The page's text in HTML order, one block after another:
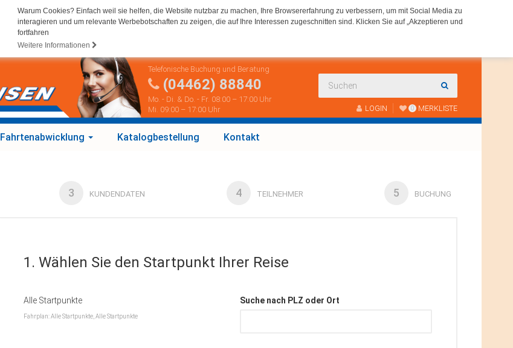
Warum Cookies? Einfach weil sie helfen, die Website nutzbar zu machen, Ihre Browsererfahrung zu verbessern, um mit Social Media zu
interagieren und um relevante Werbebotschaften zu zeigen, die auf Ihre Interessen zugeschnitten sind. Klicken Sie auf „Akzeptieren und
fortfahren
Weitere Informationen
Telefonische Buchung und Beratung
(04462) 88840
Mo. - Di. & Do. - Fr. 08:00 – 17:00 Uhr
Mi. 09:00 – 17:00 Uhr
LOGIN 0 MERKLISTE
Fahrtenabwicklung Katalogbestellung Kontakt
3 KUNDENDATEN 4 TEILNEHMER 5 BUCHUNG
1. Wählen Sie den Startpunkt Ihrer Reise
Alle Startpunkte
Fahrplan: Alle Startpunkte, Alle Startpunkte
Suche nach PLZ oder Ort